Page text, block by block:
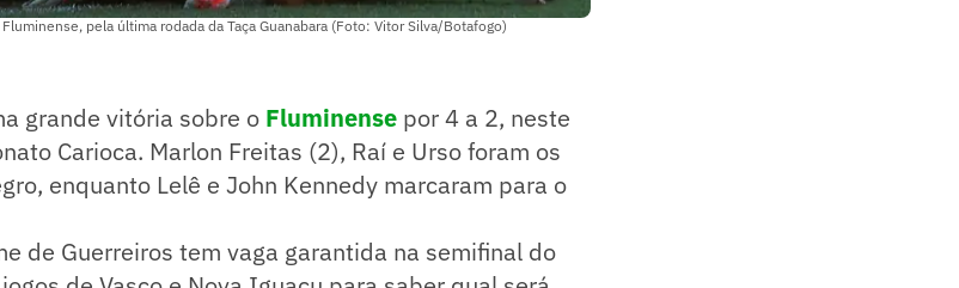
pela última rodada da Taça Guanabara (Foto: Vitor Silva/Botafogo)
grande vitória sobre o Fluminense por 4 a 2, neste
Carioca. Marlon Freitas (2), Raí e Urso foram os
enquanto Lelê e John Kennedy marcaram para o
de Guerreiros tem vaga garantida na semifinal do